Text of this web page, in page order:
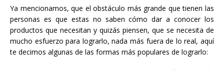
Ya mencionamos, que el obstáculo más grande que tienen las
personas es que estas no saben cómo dar a conocer los
productos que necesitan y quizás piensen, que se necesita de
mucho esfuerzo para lograrlo, nada más fuera de lo real, aquí
te decimos algunas de las formas más populares de lograrlo: